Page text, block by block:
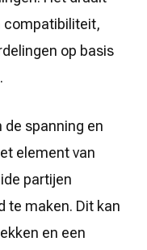
compatibiliteit,
op basis
de spanning en
element van
partijen
te maken. Dit kan
en een